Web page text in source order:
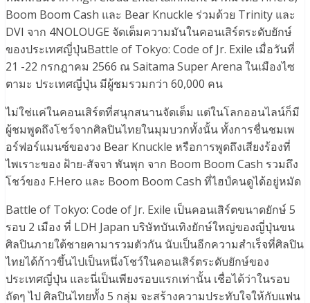
Boom Boom Cash และ Bear Knuckle ร่วมด้วย Trinity และ
DVI จาก 4NOLOUGE จัดเต็มความมันในคอนเสิร์ตระดับยักษ์
ของประเทศญี่ปุ่นBattle of Tokyo: Code of Jr. Exile เมื่อวันที่
21 -22 กรกฎาคม 2566 ณ Saitama Super Arena ในเมืองไซ
ตามะ ประเทศญี่ปุ่น มีผู้ชมรวมกว่า 60,000 คน
ไม่ใช่แค่ในคอนเสิร์ตที่สนุกสนานจัดเต็ม แต่ในโลกออนไลน์ก็มี
ผู้ชมพูดถึงโชว์จากศิลปินไทยในมุมบวกทั้งนั้น ทั้งการชื่นชมเพ
อร์ฟอร์แมนซ์ของวง Bear Knuckle หรือการพูดถึงเสียงร้องที่
ไพเราะของ ฝ้าย-สัจจา พันพุก จาก Boom Boom Cash รวมถึง
โชว์ของ F.Hero และ Boom Boom Cash ที่ไฮป์คนดูได้อยู่หมัด
Battle of Tokyo: Code of Jr. Exile เป็นคอนเสิร์ตขนาดยักษ์ 5
รอบ 2 เมือง ที่ LDH Japan บริษัทบันเทิงยักษ์ใหญ่ของญี่ปุ่นขน
ศิลปินภายใต้ชายคามารวมตัวกัน นับเป็นอีกความสำเร็จที่ศิลปิน
ไทยได้ก้าวขึ้นไปเป็นหนึ่งโชว์ในคอนเสิร์ตระดับยักษ์ของ
ประเทศญี่ปุ่น และนี่เป็นเพียงรอบแรกเท่านั้น เชื่อได้ว่าในรอบ
ถัดๆ ไป ศิลปินไทยทั้ง 5 กลุ่ม จะสร้างความประทับใจให้กับแฟน